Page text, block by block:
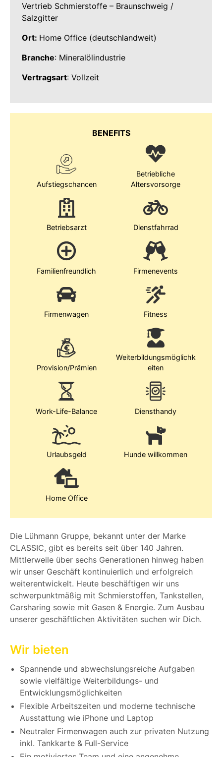
Die Lühmann Gruppe, bekannt unter der Marke
CLASSIC, gibt es bereits seit über 140 Jahren.
Mittlerweile über sechs Generationen hinweg haben
wir unser Geschäft kontinuierlich und erfolgreich
weiterentwickelt. Heute beschäftigen wir uns
schwerpunktmäßig mit Schmierstoffen, Tankstellen,
Carsharing sowie mit Gasen & Energie. Zum Ausbau
unserer geschäftlichen Aktivitäten suchen wir Dich.
Wir bieten
Spannende und abwechslungsreiche Aufgaben
sowie vielfältige Weiterbildungs- und
Entwicklungsmöglichkeiten
Flexible Arbeitszeiten und moderne technische
Ausstattung wie iPhone und Laptop
Neutraler Firmenwagen auch zur privaten Nutzung
inkl. Tankkarte & Full-Service
Vertrieb Schmierstoffe – Braunschweig /
Salzgitter
Ort: Home Office (deutschlandweit)
Branche: Mineralölindustrie
Vertragsart: Vollzeit
BENEFITS
Aufstiegschancen
Betriebliche
Altersvorsorge
Betriebsarzt Dienstfahrrad
Familienfreundlich Firmenevents
Firmenwagen Fitness
Provision/Prämien
Weiterbildungsmöglichk
eiten
Work-Life-Balance Diensthandy
Urlaubsgeld Hunde willkommen
Home Office